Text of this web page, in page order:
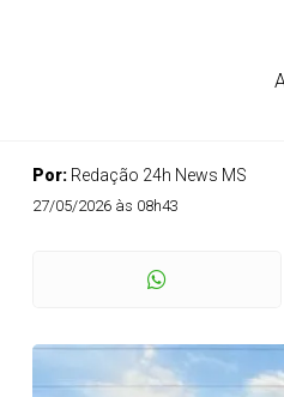
Por: Redação 24h News MS
27/05/2026 às 08h43